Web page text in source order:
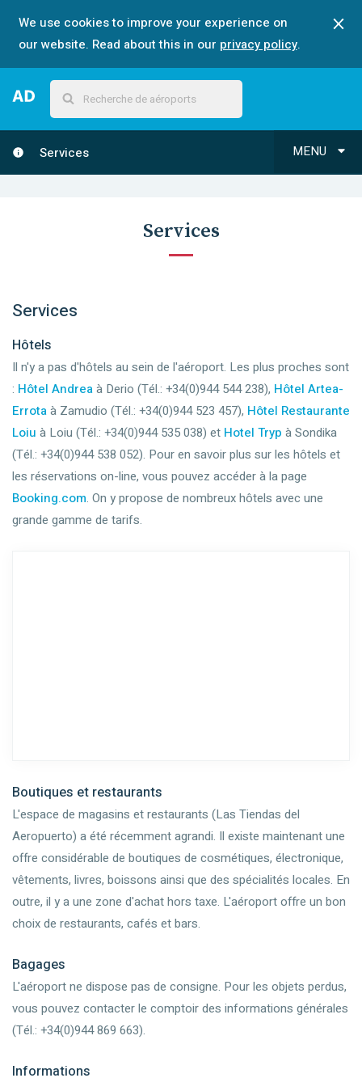
We use cookies to improve your experience on
our website. Read about this in our privacy policy.
MENU
Services
Services
Services
Hôtels
Il n'y a pas d'hôtels au sein de l'aéroport. Les plus proches sont
: Hôtel Andreaà Derio (Tél.: +34(0)944 544 238), Hôtel Artea-
Errotaà Zamudio (Tél.: +34(0)944 523 457), Hôtel Restaurante
Loiu à Loiu (Tél.: +34(0)944 535 038) et Hotel Tryp à Sondika
(Tél.: +34(0)944 538 052). Pour en savoir plus sur les hôtels et
les réservations on-line, vous pouvez accéder à la page
Booking.com. On y propose de nombreux hôtels avec une
grande gamme de tarifs.
Boutiques et restaurants
L'espace de magasins et restaurants (Las Tiendas del
Aeropuerto) a été récemment agrandi. Il existe maintenant une
offre considérable de boutiques de cosmétiques, électronique,
vêtements, livres, boissons ainsi que des spécialités locales. En
outre, il y a une zone d'achat hors taxe. L'aéroport offre un bon
choix de restaurants, cafés et bars.
Bagages
L'aéroport ne dispose pas de consigne. Pour les objets perdus,
vous pouvez contacter le comptoir des informations générales
(Tél.: +34(0)944 869 663).
Informations